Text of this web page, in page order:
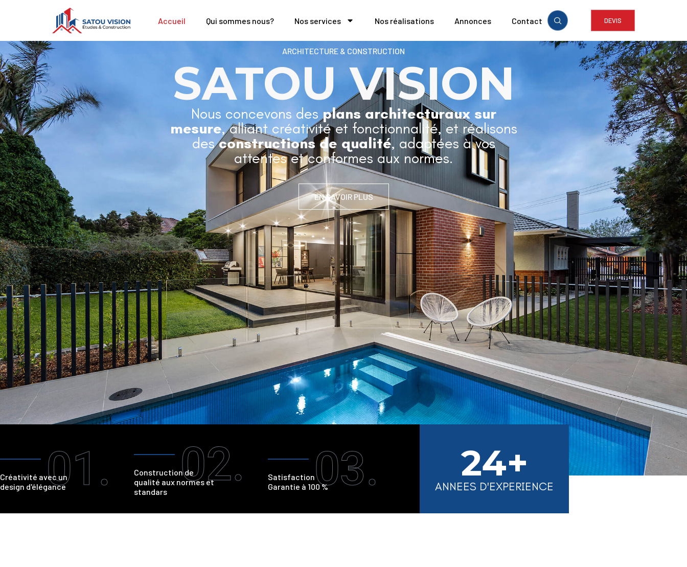
Accueil Qui sommes nous? Nos services Nos réalisations Annonces Contact DEVIS
ARCHITECTURE & CONSTRUCTION
SATOU VISION
Nous concevons desplans architecturaux sur
mesure, alliant créativité et fonctionnalité, et réalisons
desconstructions de qualité, adaptées à vos
attentes et conformes aux normes.
EN SAVOIR PLUS
01.
Créativité avec un
design d'élégance
02.
Construction de
qualité aux normes et
standars
03.
Satisfaction
Garantie à 100 %
24+
ANNEES D'EXPERIENCE